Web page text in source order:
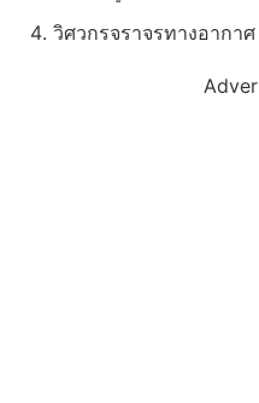
วิศวกรจราจรทางอากา